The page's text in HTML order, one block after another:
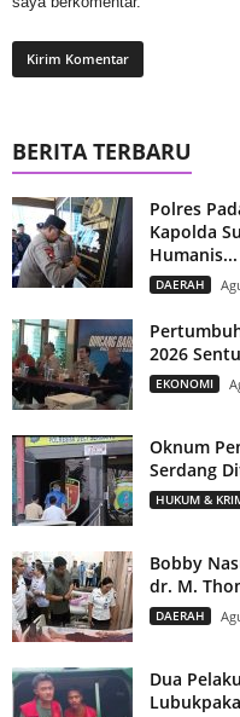
BERITA TERBARU
Polres
Kapolda
Humanis...
DAERAH
2026
EKONOMI
Oknum
Serdang
HUKUM &
Bobby
dr. M.
DAERAH
Dua